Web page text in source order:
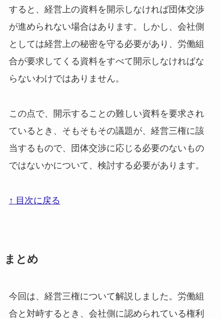
すると、経営上の資料を開示しなければ団体交渉
が進められない場合はあります。しかし、会社側
としては経営上の秘密を守る必要があり、労働組
合が要求してくる資料をすべて開示しなければな
らないわけではありません。
この点で、開示することの難しい資料を要求され
ているとき、そもそもその議題が、経営三権に該
当するもので、団体交渉に応じる必要のないもの
ではないかについて、検討する必要があります。
↑ 目次に戻る
まとめ
今回は、経営三権について解説しました。労働組
合と対峙するとき、会社側に認められている権利